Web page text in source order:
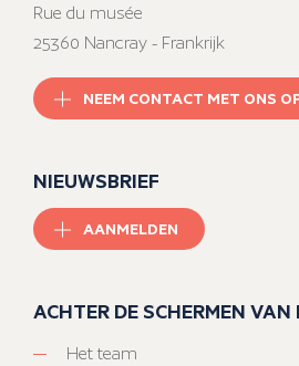
Rue du musée
25360 Nancray - Frankrijk
NEEM CONTACT MET ONS
NIEUWSBRIEF
AANMELDEN
ACHTER DE SCHERMEN VAN
Het team